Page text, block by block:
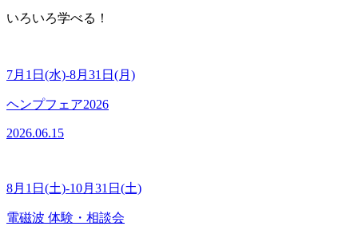
いろいろ学べる！
7月1日(水)-8月31日(月)
ヘンプフェア2026
2026.06.15
8月1日(土)-10月31日(土)
電磁波 体験・相談会